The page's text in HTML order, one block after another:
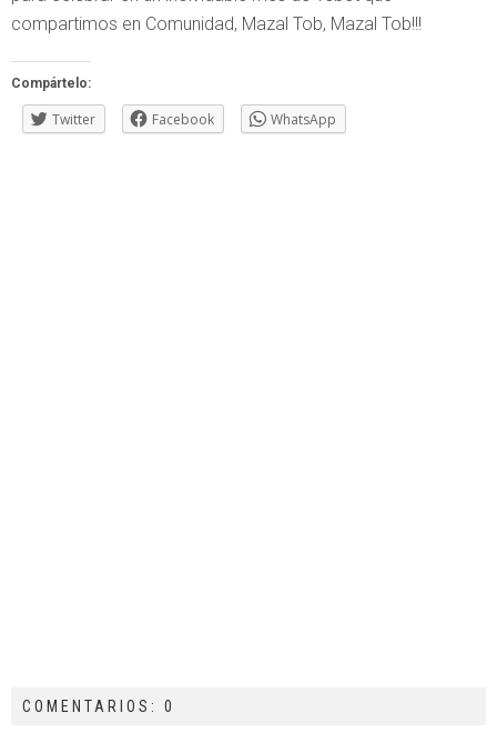
compartimos en Comunidad, Mazal Tob, Mazal Tob!!!
Compártelo:
Twitter Facebook WhatsApp
COMENTARIOS: 0